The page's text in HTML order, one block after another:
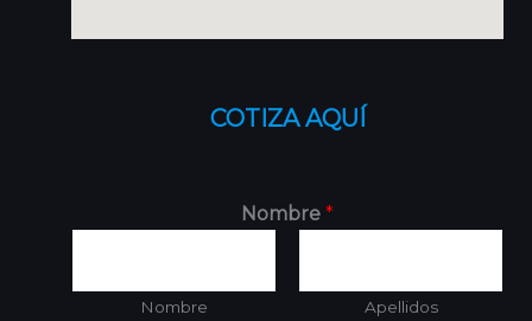
COTIZA AQUÍ
Nombre *
Nombre Apellidos